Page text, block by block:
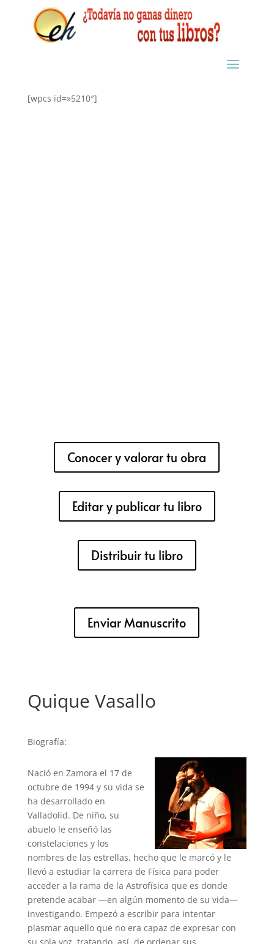
[wpcs id=»5210″]
Conocer y valorar tu obra
Editar y publicar tu libro
Distribuir tu libro
Enviar Manuscrito
Quique Vasallo
Biografía:
Nació en Zamora el 17 de
octubre de 1994 y su vida se
ha desarrollado en
Valladolid. De niño, su
abuelo le enseñó las
constelaciones y los
nombres de las estrellas, hecho que le marcó y le
llevó a estudiar la carrera de Física para poder
acceder a la rama de la Astrofísica que es donde
pretende acabar —en algún momento de su vida—
investigando. Empezó a escribir para intentar
plasmar aquello que no era capaz de expresar con